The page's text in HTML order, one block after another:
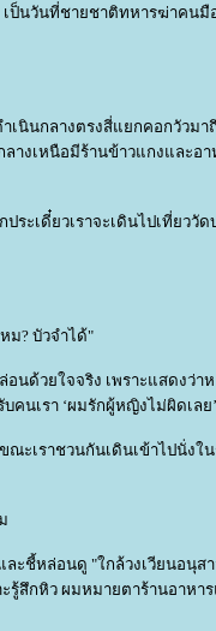
ป็นวันที่ชายชาติทหารฆ่าคนมื
เนินกลางตรงสี่แยกคอกวัวม
างเหนือมีร้านข้าวแกงและอ
ระเดี๋ยวเราจะเดินไปเที่ยววั
ม? บัวจำได้"
นด้วยใจจริง เพราะแสดงว่า
นเรา ‘ผมรักผู้หญิงไม่ผิดเลย
ะเราชวนกันเดินเข้าไปนั่งใ
ะชี้หล่อนดู "ใกล้วงเวียนอนุส
รู้สึกหิว ผมหมายตาร้านอาห